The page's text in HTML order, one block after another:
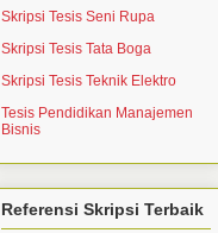
Skripsi Tesis Seni Rupa
Skripsi Tesis Tata Boga
Skripsi Tesis Teknik Elektro
Tesis Pendidikan Manajemen
Bisnis
Referensi Skripsi Terbaik